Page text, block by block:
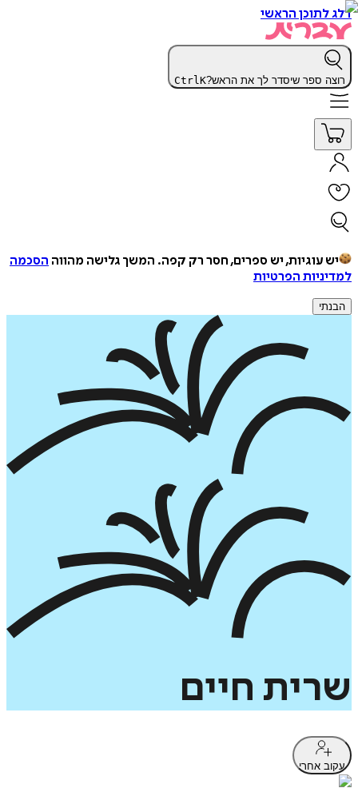
דלג לתוכן הראשי
רוצה ספר שיסדר לך את הראש? CtrlK
יש עוגיות, יש ספרים, חסר רק קפה. המשך גלישה מהווה הסכמה
למדיניות הפרטיות
הבנתי
שרית חיים
עקוב אחרי